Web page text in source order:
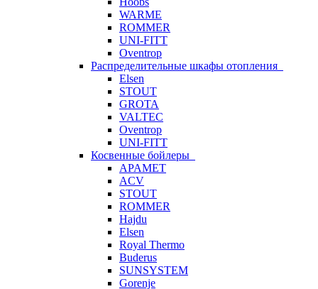
WARME
ROMMER
UNI-FITT
Oventrop
Распределительные шкафы отопления
Elsen
STOUT
GROTA
VALTEC
Oventrop
UNI-FITT
Косвенные бойлеры
APAMET
ACV
STOUT
ROMMER
Hajdu
Elsen
Royal Thermo
Buderus
SUNSYSTEM
Gorenje